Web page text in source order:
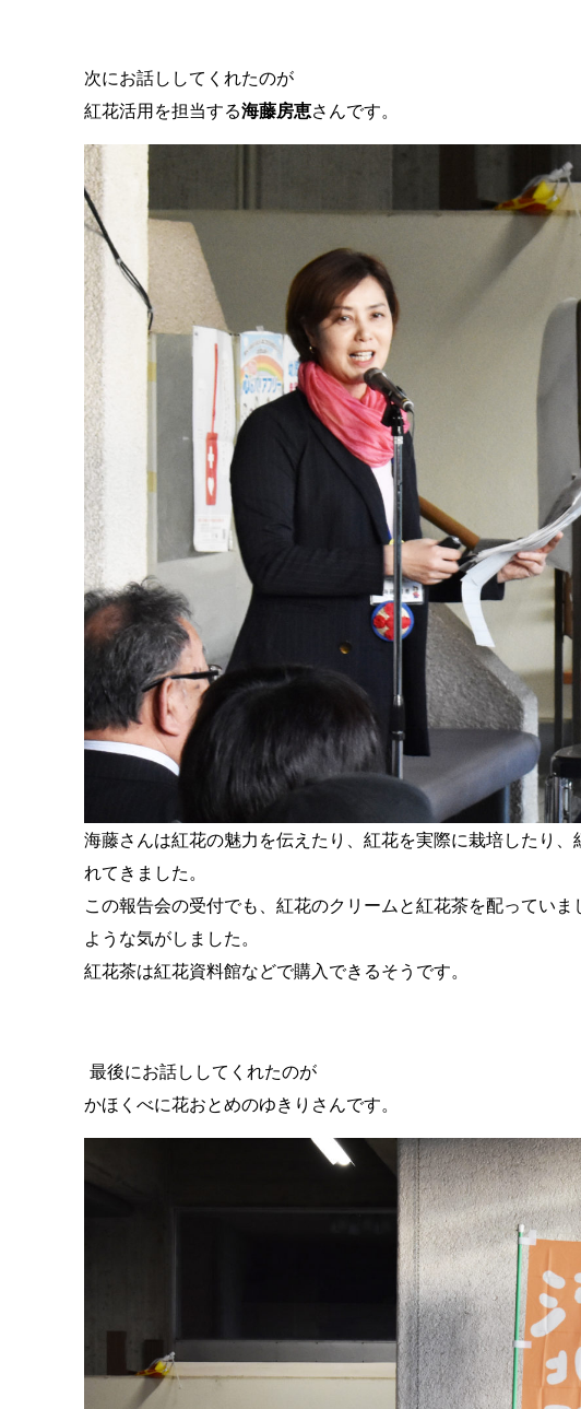
次にお話ししてくれたのが
紅花活用を担当する海藤房恵さんです。
海藤さんは紅花の魅力を伝えたり、紅花を実際に栽培したり
れてきました。
この報告会の受付でも、紅花のクリームと紅花茶を配ってい
ような気がしました。
紅花茶は紅花資料館などで購入できるそうです。
最後にお話ししてくれたのが
かほくべに花おとめのゆきりさんです。